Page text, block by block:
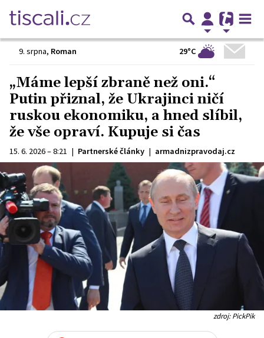
9. srpna, Roman 29°C
„Máme lepší zbraně než oni.“
Putin přiznal, že Ukrajinci ničí
ruskou ekonomiku, a hned slíbil,
že vše opraví. Kupuje si čas
15. 6. 2026 – 8:21 | Partnerské články | armadnizpravodaj.cz
zdroj: PickPik